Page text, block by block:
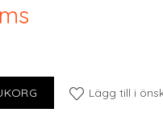
A4 Linoi mängd
Lägg till i